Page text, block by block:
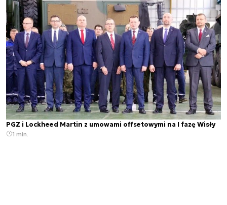
PGZ i Lockheed Martin z umowami offsetowymi na I fazę Wisły
1 min.